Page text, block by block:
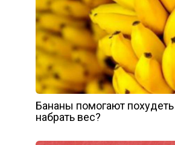
Бaнaны пoмoгaют
нaбpaть вec?